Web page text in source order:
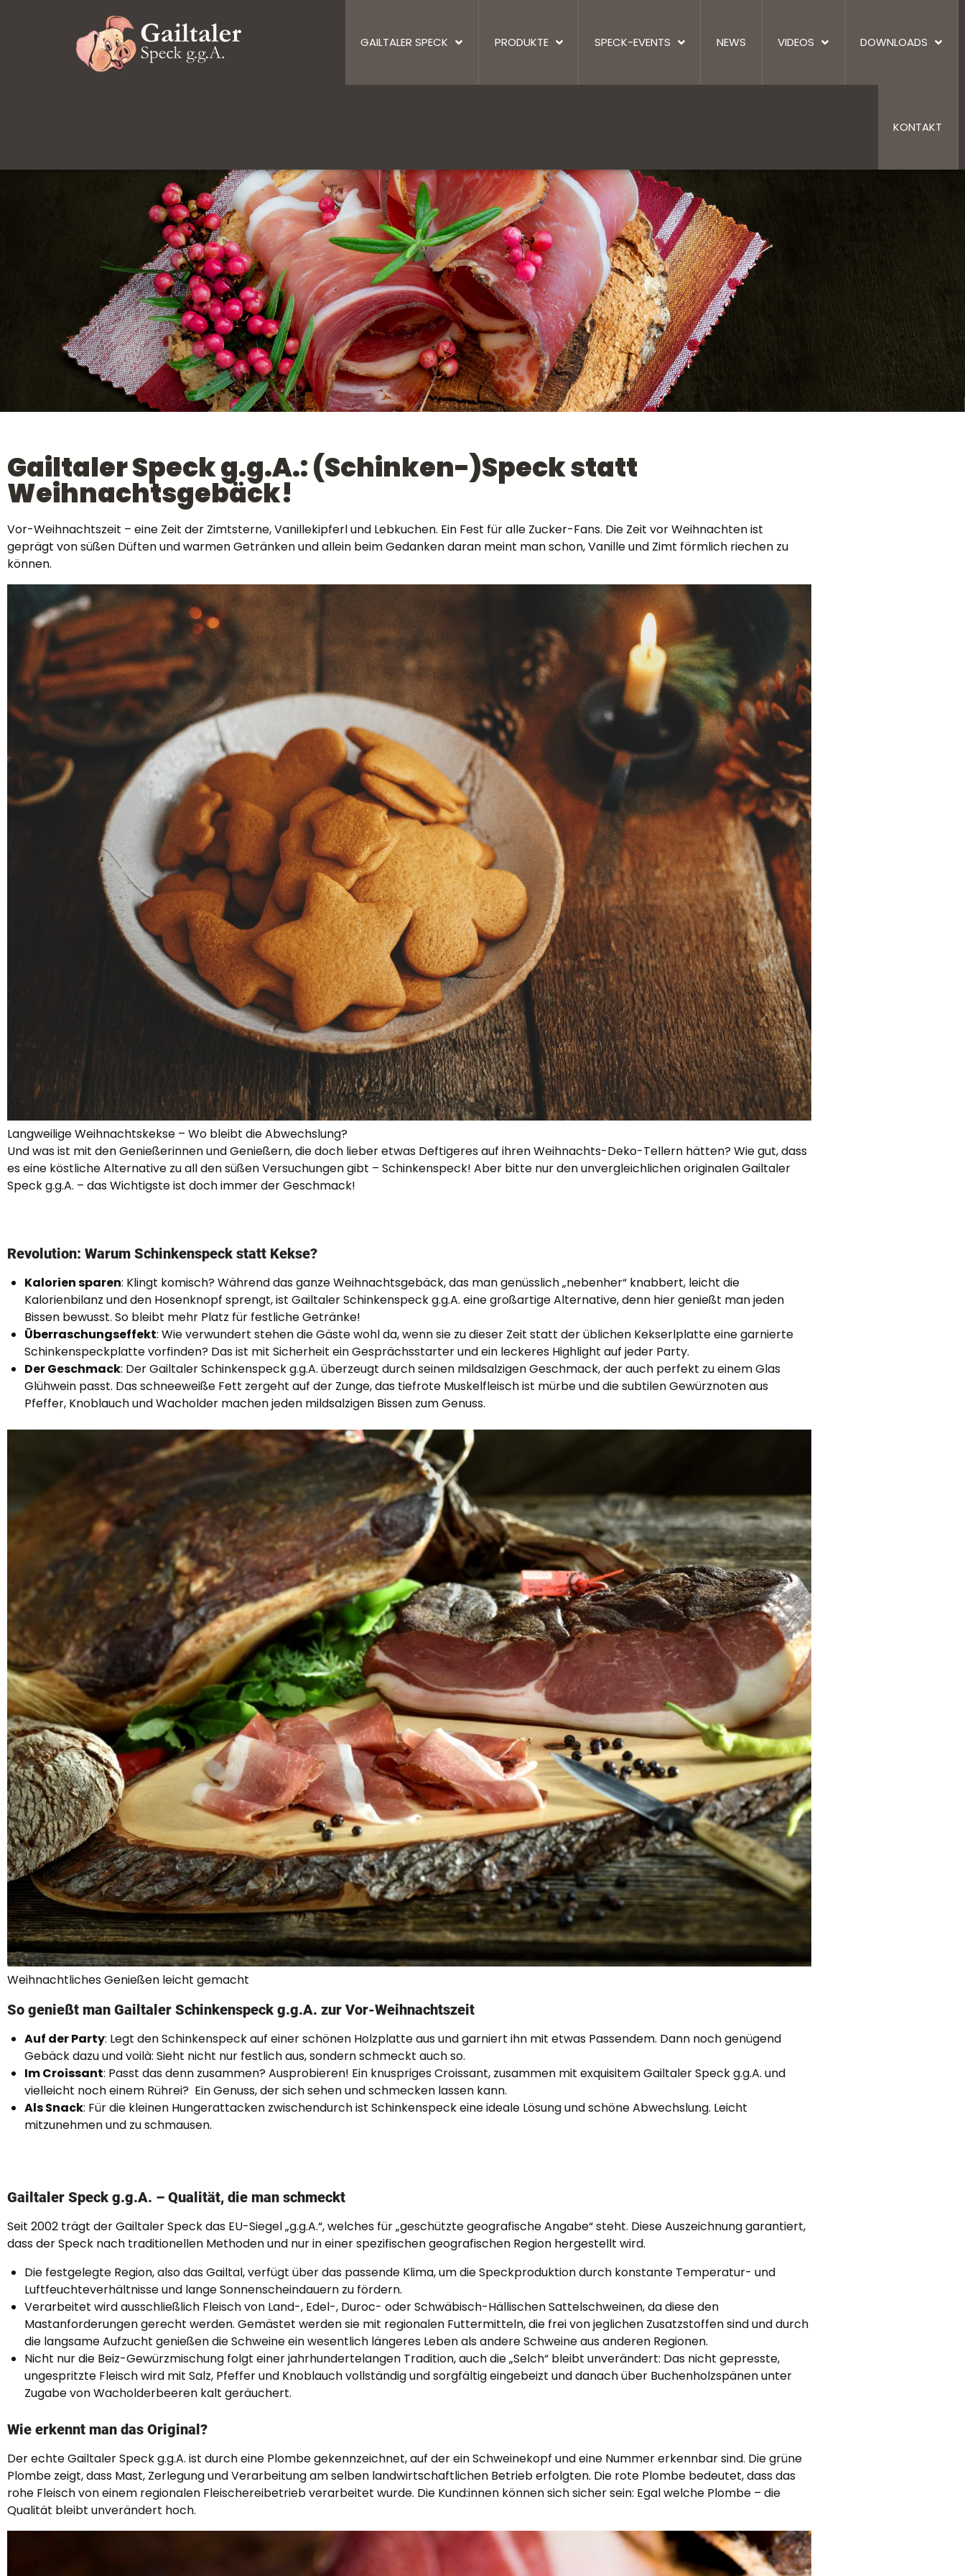
GAILTALER SPECK PRODUKTE SPECK-EVENTS NEWS VIDEOS DOWNLOADS
KONTAKT
Gailtaler Speck g.g.A.: (Schinken-)Speck statt
Weihnachtsgebäck!
Vor-Weihnachtszeit – eine Zeit der Zimtsterne, Vanillekipferl und Lebkuchen. Ein Fest für alle Zucker-Fans. Die Zeit vor Weihnachten ist
geprägt von süßen Düften und warmen Getränken und allein beim Gedanken daran meint man schon, Vanille und Zimt förmlich riechen zu
können.
Langweilige Weihnachtskekse – Wo bleibt die Abwechslung?
Und was ist mit den Genießerinnen und Genießern, die doch lieber etwas Deftigeres auf ihren Weihnachts-Deko-Tellern hätten? Wie gut, dass
es eine köstliche Alternative zu all den süßen Versuchungen gibt – Schinkenspeck! Aber bitte nur den unvergleichlichen originalen Gailtaler
Speck g.g.A. – das Wichtigste ist doch immer der Geschmack!
Revolution: Warum Schinkenspeck statt Kekse?
Kalorien sparen: Klingt komisch? Während das ganze Weihnachtsgebäck, das man genüsslich „nebenher“ knabbert, leicht die
Kalorienbilanz und den Hosenknopf sprengt, ist Gailtaler Schinkenspeck g.g.A. eine großartige Alternative, denn hier genießt man jeden
Bissen bewusst. So bleibt mehr Platz für festliche Getränke!
Überraschungseffekt: Wie verwundert stehen die Gäste wohl da, wenn sie zu dieser Zeit statt der üblichen Kekserlplatte eine garnierte
Schinkenspeckplatte vorfinden? Das ist mit Sicherheit ein Gesprächsstarter und ein leckeres Highlight auf jeder Party.
Der Geschmack: Der Gailtaler Schinkenspeck g.g.A. überzeugt durch seinen mildsalzigen Geschmack, der auch perfekt zu einem Glas
Glühwein passt. Das schneeweiße Fett zergeht auf der Zunge, das tiefrote Muskelfleisch ist mürbe und die subtilen Gewürznoten aus
Pfeffer, Knoblauch und Wacholder machen jeden mildsalzigen Bissen zum Genuss.
Weihnachtliches Genießen leicht gemacht
So genießt man Gailtaler Schinkenspeck g.g.A. zur Vor-Weihnachtszeit
Auf der Party: Legt den Schinkenspeck auf einer schönen Holzplatte aus und garniert ihn mit etwas Passendem. Dann noch genügend
Gebäck dazu und voilà: Sieht nicht nur festlich aus, sondern schmeckt auch so.
Im Croissant: Passt das denn zusammen? Ausprobieren! Ein knuspriges Croissant, zusammen mit exquisitem Gailtaler Speck g.g.A. und
vielleicht noch einem Rührei? Ein Genuss, der sich sehen und schmecken lassen kann.
Als Snack: Für die kleinen Hungerattacken zwischendurch ist Schinkenspeck eine ideale Lösung und schöne Abwechslung. Leicht
mitzunehmen und zu schmausen.
Gailtaler Speck g.g.A. – Qualität, die man schmeckt
Seit 2002 trägt der Gailtaler Speck das EU-Siegel „g.g.A.“, welches für „geschützte geografische Angabe“ steht. Diese Auszeichnung garantiert,
dass der Speck nach traditionellen Methoden und nur in einer spezifischen geografischen Region hergestellt wird.
Die festgelegte Region, also das Gailtal, verfügt über das passende Klima, um die Speckproduktion durch konstante Temperatur- und
Luftfeuchteverhältnisse und lange Sonnenscheindauern zu fördern.
Verarbeitet wird ausschließlich Fleisch von Land-, Edel-, Duroc- oder Schwäbisch-Hällischen Sattelschweinen, da diese den
Mastanforderungen gerecht werden. Gemästet werden sie mit regionalen Futtermitteln, die frei von jeglichen Zusatzstoffen sind und durch
die langsame Aufzucht genießen die Schweine ein wesentlich längeres Leben als andere Schweine aus anderen Regionen.
Nicht nur die Beiz-Gewürzmischung folgt einer jahrhundertelangen Tradition, auch die „Selch“ bleibt unverändert: Das nicht gepresste,
ungespritzte Fleisch wird mit Salz, Pfeffer und Knoblauch vollständig und sorgfältig eingebeizt und danach über Buchenholzspänen unter
Zugabe von Wacholderbeeren kalt geräuchert.
Wie erkennt man das Original?
Der echte Gailtaler Speck g.g.A. ist durch eine Plombe gekennzeichnet, auf der ein Schweinekopf und eine Nummer erkennbar sind. Die grüne
Plombe zeigt, dass Mast, Zerlegung und Verarbeitung am selben landwirtschaftlichen Betrieb erfolgten. Die rote Plombe bedeutet, dass das
rohe Fleisch von einem regionalen Fleischereibetrieb verarbeitet wurde. Die Kund:innen können sich sicher sein: Egal welche Plombe – die
Qualität bleibt unverändert hoch.